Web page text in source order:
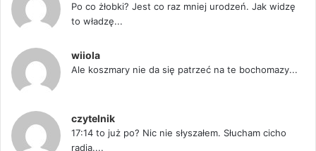
Po co żłobki? Jest co raz mniej urodzeń. Jak widzę
to władzę...
wiiola
Ale koszmary nie da się patrzeć na te bochomazy...
czytelnik
17:14 to już po? Nic nie słyszałem. Słucham cicho
radia....